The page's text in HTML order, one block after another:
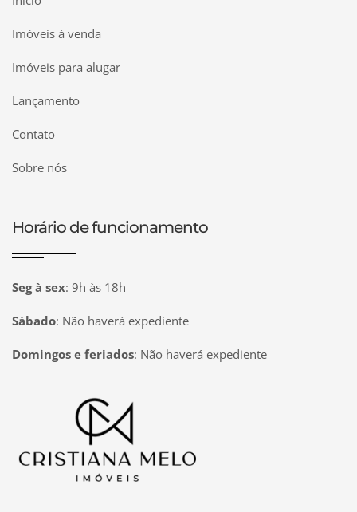
Imóveis à venda
Imóveis para alugar
Lançamento
Contato
Sobre nós
Horário de funcionamento
Seg à sex: 9h às 18h
Sábado: Não haverá expediente
Domingos e feriados: Não haverá expediente
Página inicial